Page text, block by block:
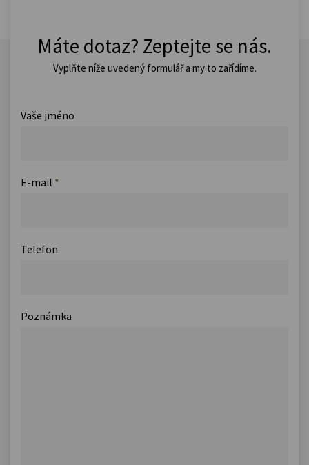
Máte dotaz? Zeptejte se nás.
Vyplňte níže uvedený formulář a my to zařídíme.
Vaše jméno
E-mail *
Telefon
Poznámka